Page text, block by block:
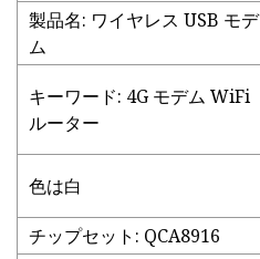
製品名: ワイヤレス USB モデ
ム
キーワード: 4G モデム WiFi
ルーター
色は白
チップセット: QCA8916